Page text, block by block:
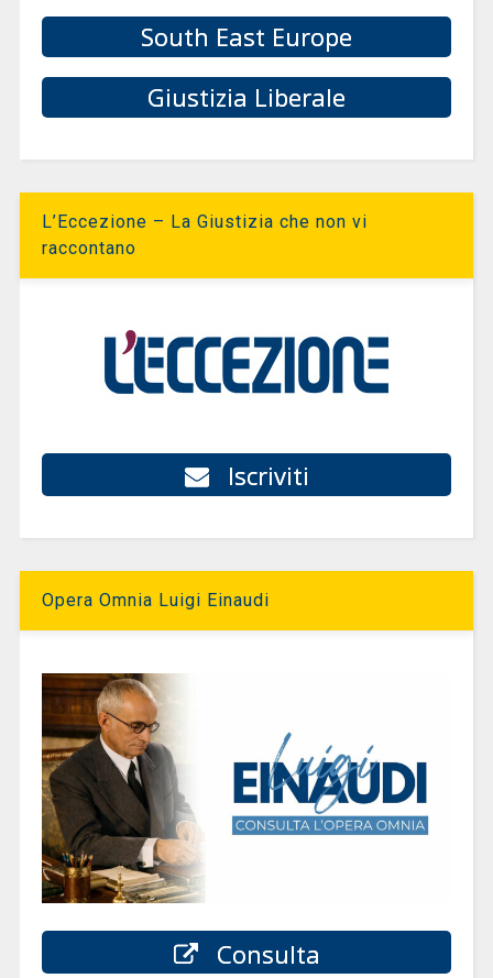
South East Europe
Giustizia Liberale
L’Eccezione – La Giustizia che non vi
raccontano
Iscriviti
Opera Omnia Luigi Einaudi
Consulta